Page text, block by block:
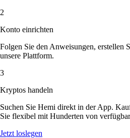
2
Konto einrichten
Folgen Sie den Anweisungen, erstellen
unsere Plattform.
3
Kryptos handeln
Suchen Sie Hemi direkt in der App.
Sie flexibel mit Hunderten von
Jetzt loslegen